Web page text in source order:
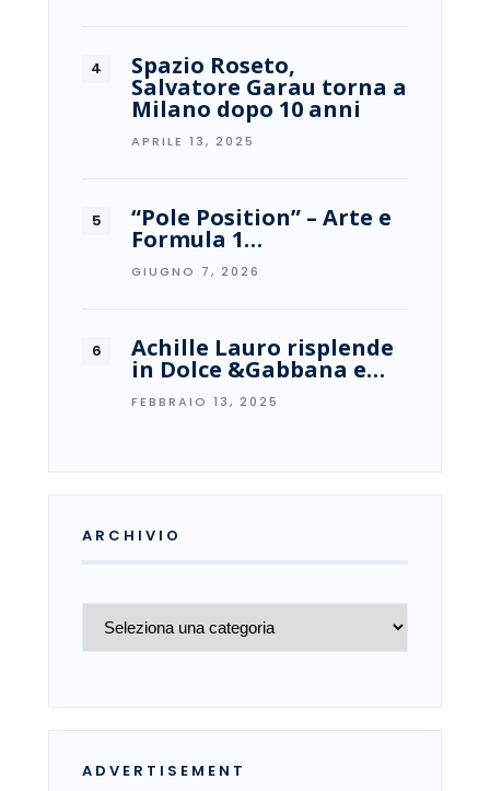
Spazio Roseto,
Salvatore Garau torna a
Milano dopo 10 anni
APRILE 13, 2025
“Pole Position” – Arte e
Formula 1…
GIUGNO 7, 2026
Achille Lauro risplende
in Dolce &Gabbana e…
FEBBRAIO 13, 2025
ARCHIVIO
Archivio
ADVERTISEMENT